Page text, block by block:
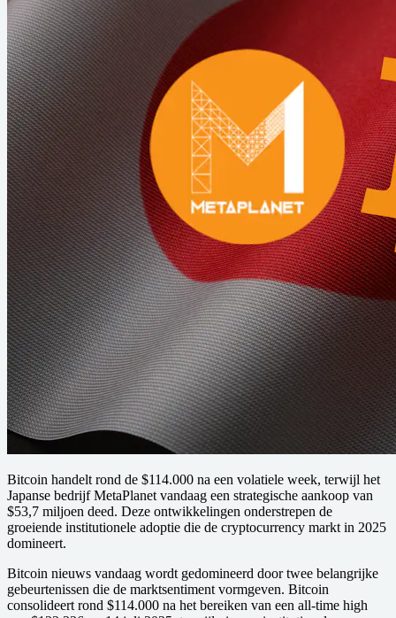
Bitcoin handelt rond de $114.000 na een volatiele week, terwijl het
Japanse bedrijf MetaPlanet vandaag een strategische aankoop van
$53,7 miljoen deed. Deze ontwikkelingen onderstrepen de
groeiende institutionele adoptie die de cryptocurrency markt in 2025
domineert.
Bitcoin nieuws vandaag wordt gedomineerd door twee belangrijke
gebeurtenissen die de marktsentiment vormgeven. Bitcoin
consolideert rond $114.000 na het bereiken van een all-time high